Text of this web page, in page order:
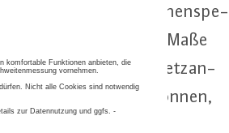
einer flä­chen­spe­
sinn­vol­lem Maße
der Off­shore-Netz­an­
ein­ge­spart werden können,